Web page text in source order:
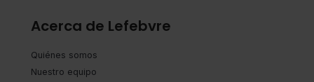
Acerca de Lefebvre
Quiénes somos
Nuestro equipo